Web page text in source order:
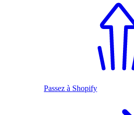
Passez à Shopify